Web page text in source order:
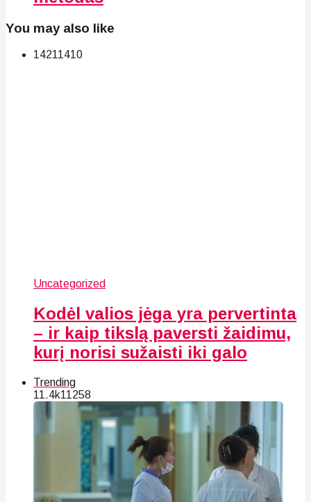
You may also like
14211410
Uncategorized
Kodėl valios jėga yra pervertinta
– ir kaip tikslą paversti žaidimu,
kurį norisi sužaisti iki galo
Trending
11.4k11258